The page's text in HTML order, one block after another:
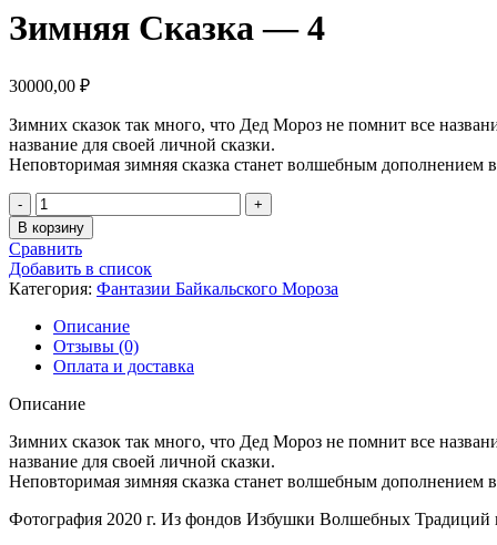
Зимняя Сказка — 4
30000,00 ₽
Зимних сказок так много, что Дед Мороз не помнит все
название для своей личной сказки.
Неповторимая зимняя сказка станет волшебным дополнением
Количество
товара
Зимняя
Сказка
-
4
В корзину
Сравнить
Добавить в список
Категория: Фантазии Байкальского Мороза
Описание
Отзывы (0)
Оплата и доставка
Описание
Зимних сказок так много, что Дед Мороз не помнит все
название для своей личной сказки.
Неповторимая зимняя сказка станет волшебным дополнением
Фотография 2020 г. Из фондов Избушки Волшебных Традиций